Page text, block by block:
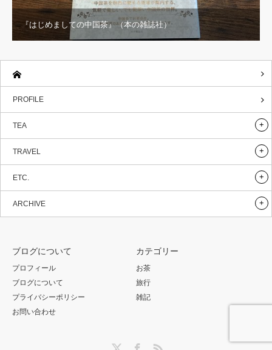
『はじめましての中国茶』（本の雑誌社）
PROFILE
TEA
TRAVEL
ETC.
ARCHIVE
ブログについて
プロフィール
ブログについて
プライバシーポリシー
お問い合わせ
カテゴリー
お茶
旅行
雑記